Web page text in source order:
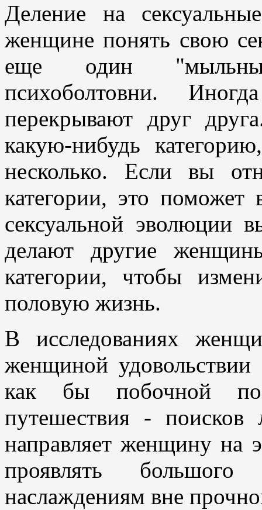
Деление на
женщине понять свою
еще один
психоболтовни.
перекрывают друг
какую-нибудь
несколько. Если вы
категории, это поможет
сексуальной эволюции
делают другие
категории, чтобы
половую жизнь.
В исследованиях
женщиной удовольствии
как бы побочной
путешествия -
направляет женщину на
проявлять
наслаждениям вне